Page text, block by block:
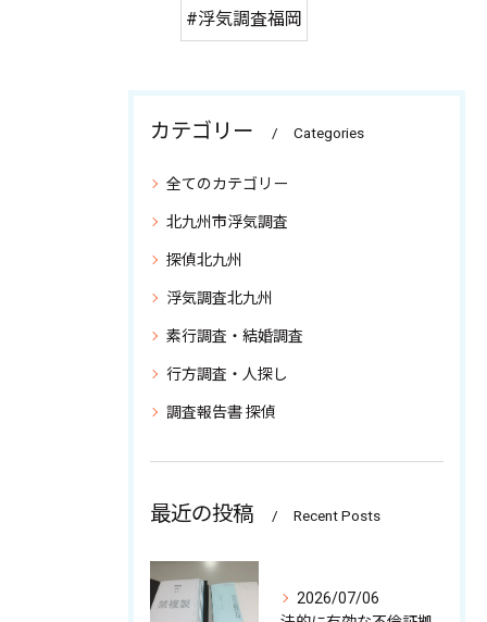
#浮気調査福岡
カテゴリー Categories
全てのカテゴリー
北九州市浮気調査
探偵北九州
浮気調査北九州
素行調査・結婚調査
行方調査・人探し
調査報告書 探偵
最近の投稿 Recent Posts
2026/07/06